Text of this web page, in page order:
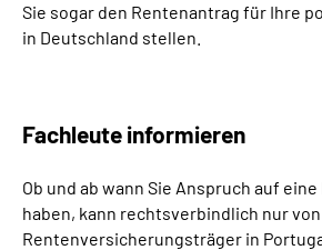
Sie sogar den Rentenantrag für Ihre
in Deutschland stellen.
Fachleute informieren
Ob und ab wann Sie Anspruch auf
haben, kann rechtsverbindlich nur
Rentenversicherungsträger in